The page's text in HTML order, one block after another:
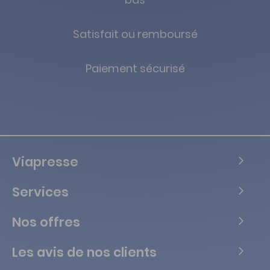
Satisfait ou remboursé
Paiement sécurisé
Viapresse
Services
Nos offres
Les avis de nos clients